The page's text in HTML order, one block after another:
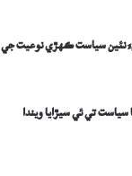
نئين سياست ڪهڙي نوعيت جي
تي ئي سيڙايا ويندا